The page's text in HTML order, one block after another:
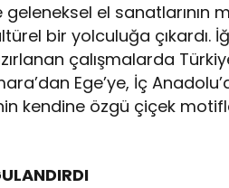
geleneksel el
bir yolculuğa çıkardı.
çalışmalarda
Ege’ye, İç
kendine özgü çiçek